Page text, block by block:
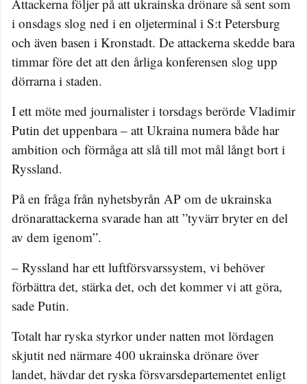
Attackerna följer på att ukrainska drönare så sent som
i onsdags slog ned i en oljeterminal i S:t Petersburg
och även basen i Kronstadt. De attackerna skedde bara
timmar före det att den årliga konferensen slog upp
dörrarna i staden.
I ett möte med journalister i torsdags berörde Vladimir
Putin det uppenbara – att Ukraina numera både har
ambition och förmåga att slå till mot mål långt bort i
Ryssland.
På en fråga från nyhetsbyrån AP om de ukrainska
drönarattackerna svarade han att ”tyvärr bryter en del
av dem igenom”.
– Ryssland har ett luftförsvarssystem, vi behöver
förbättra det, stärka det, och det kommer vi att göra,
sade Putin.
Totalt har ryska styrkor under natten mot lördagen
skjutit ned närmare 400 ukrainska drönare över
landet, hävdar det ryska försvarsdepartementet enligt